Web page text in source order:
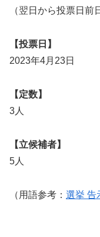
（翌日から投票日前
【投票日】
2023年4月23日
【定数】
3人
【立候補者】
5人
（用語参考： 選挙 告